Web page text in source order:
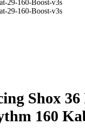
Shox
160